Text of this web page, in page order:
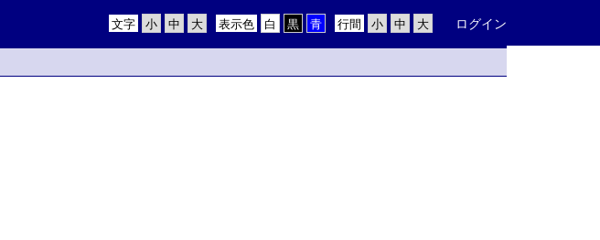
行間
表示色
文字 ログイン